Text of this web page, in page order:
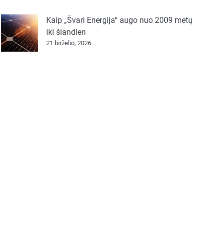
Kaip „Švari Energija“ augo nuo 2009 metų
iki šiandien
21 birželio, 2026